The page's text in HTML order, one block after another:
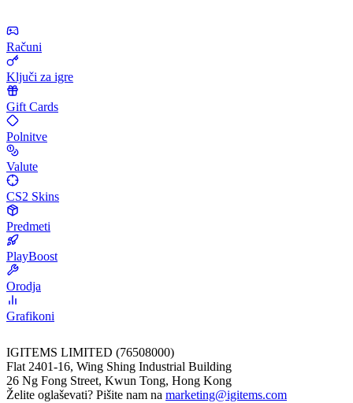
Računi
Ključi za igre
Gift Cards
Polnitve
Valute
CS2 Skins
Predmeti
PlayBoost
Orodja
Grafikoni
IGITEMS LIMITED (76508000)
Flat 2401-16, Wing Shing Industrial Building
26 Ng Fong Street, Kwun Tong, Hong Kong
Želite oglaševati? Pišite nam na marketing@igitems.com